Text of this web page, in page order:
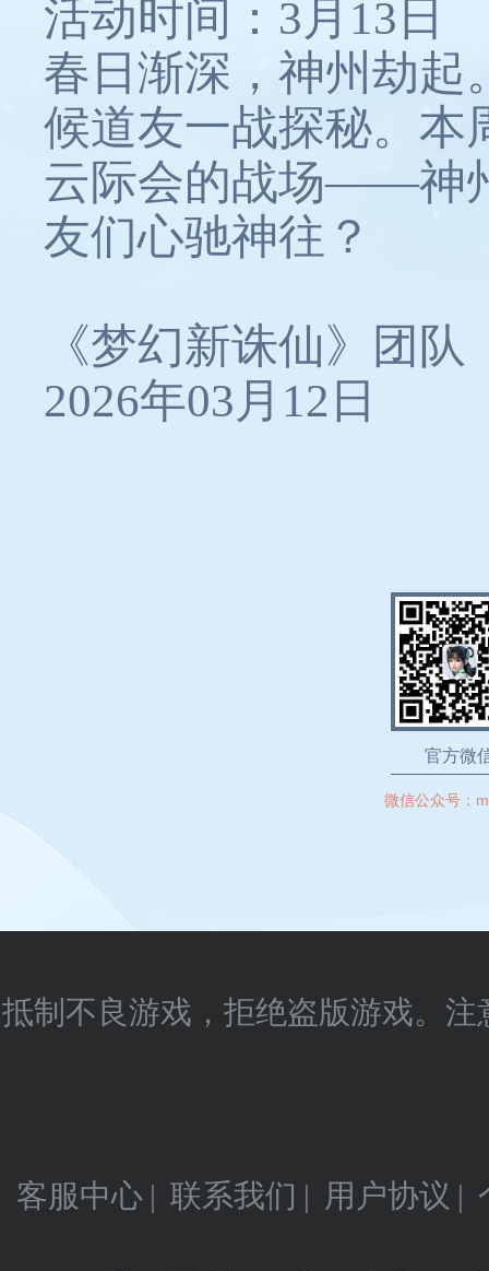
活动时间：3月13日
春日渐深，神州劫起
候道友一战探秘。本
云际会的战场——神
友们心驰神往？
《梦幻新诛仙》团队
2026年03月12日
官方微
微信公众号：
抵制不良游戏，拒绝盗版游戏。
客服中心 | 联系我们 | 用户协议 |